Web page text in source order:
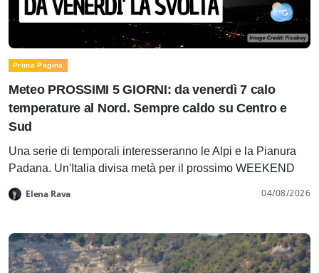
Prima Pagina
Meteo PROSSIMI 5 GIORNI: da venerdì 7 calo
temperature al Nord. Sempre caldo su Centro e
Sud
Una serie di temporali interesseranno le Alpi e la Pianura
Padana. Un'Italia divisa metà per il prossimo WEEKEND
Elena Rava 04/08/2026